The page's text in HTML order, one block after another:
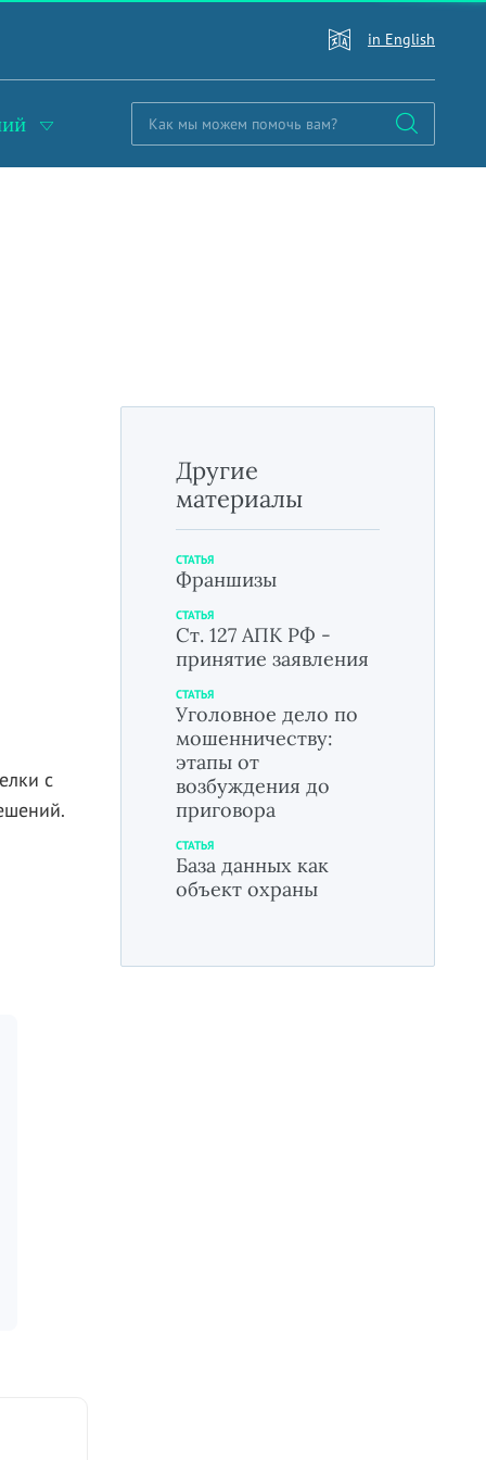
in English
с
Другие
материалы
СТАТЬЯ
Франшизы
СТАТЬЯ
Ст. 127 АПК РФ -
принятие заявления
СТАТЬЯ
Уголовное дело по
мошенничеству:
этапы от
возбуждения до
приговора
СТАТЬЯ
База данных как
объект охраны